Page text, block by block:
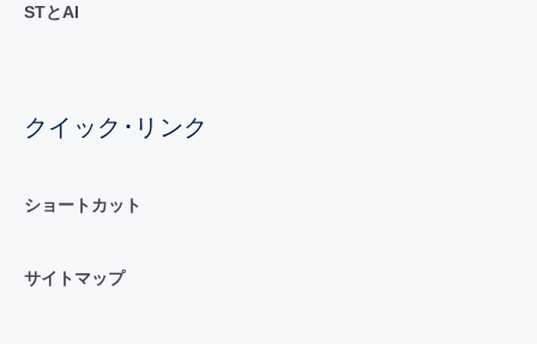
STとAI
クイック･リンク
ショートカット
サイトマップ